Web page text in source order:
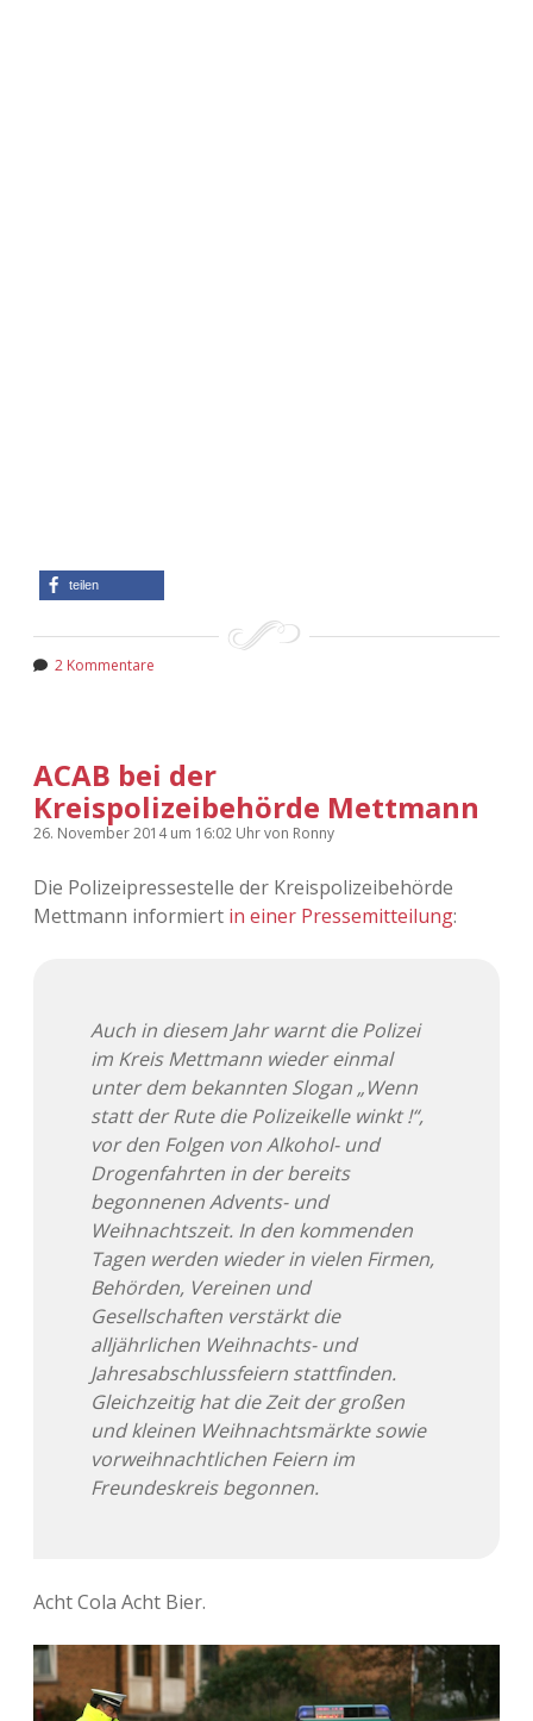
teilen
2 Kommentare
ACAB bei der
Kreispolizeibehörde Mettmann
26. November 2014um 16:02 Uhrvon Ronny
Die Polizeipressestelle der Kreispolizeibehörde
Mettmann informiert in einer Pressemitteilung:
Auch in diesem Jahr warnt die Polizei
im Kreis Mettmann wieder einmal
unter dem bekannten Slogan „Wenn
statt der Rute die Polizeikelle winkt !“,
vor den Folgen von Alkohol- und
Drogenfahrten in der bereits
begonnenen Advents- und
Weihnachtszeit. In den kommenden
Tagen werden wieder in vielen Firmen,
Behörden, Vereinen und
Gesellschaften verstärkt die
alljährlichen Weihnachts- und
Jahresabschlussfeiern stattfinden.
Gleichzeitig hat die Zeit der großen
und kleinen Weihnachtsmärkte sowie
vorweihnachtlichen Feiern im
Freundeskreis begonnen.
Acht Cola Acht Bier.